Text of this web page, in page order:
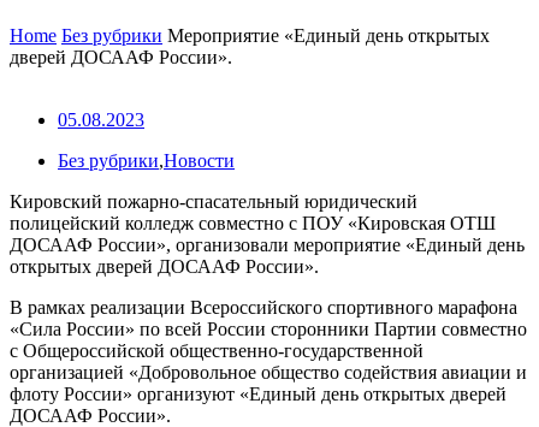
Home Без рубрики Мероприятие «Единый день открытых
дверей ДОСААФ России».
05.08.2023
Без рубрики,Новости
Кировский пожарно-спасательный юридический
полицейский колледж совместно с ПОУ «Кировская ОТШ
ДОСААФ России», организовали мероприятие «Единый день
открытых дверей ДОСААФ России».
В рамках реализации Всероссийского спортивного марафона
«Сила России» по всей России сторонники Партии совместно
с Общероссийской общественно-государственной
организацией «Добровольное общество содействия авиации и
флоту России» организуют «Единый день открытых дверей
ДОСААФ России».